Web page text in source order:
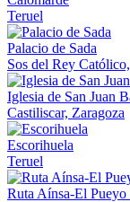
Teruel
Palacio de Sada
Sos del Rey
Iglesia de San Juan
Castiliscar, Zaragoza
Escorihuela
Teruel
Ruta Aínsa-El Pueyo